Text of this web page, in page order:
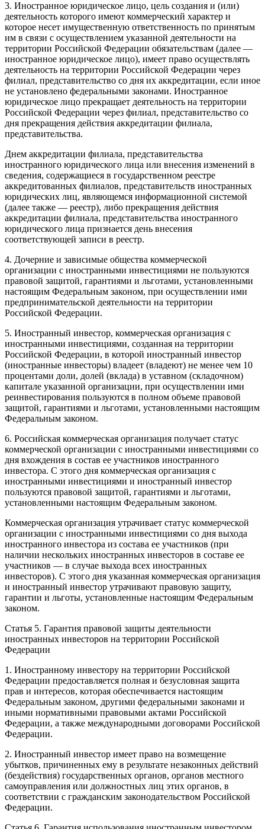
3. Иностранное юридическое лицо, цель создания и (или)
деятельность которого имеют коммерческий характер и
которое несет имущественную ответственность по принятым
им в связи с осуществлением указанной деятельности на
территории Российской Федерации обязательствам (далее —
иностранное юридическое лицо), имеет право осуществлять
деятельность на территории Российской Федерации через
филиал, представительство со дня их аккредитации, если иное
не установлено федеральными законами. Иностранное
юридическое лицо прекращает деятельность на территории
Российской Федерации через филиал, представительство со
дня прекращения действия аккредитации филиала,
представительства.
Днем аккредитации филиала, представительства
иностранного юридического лица или внесения изменений в
сведения, содержащиеся в государственном реестре
аккредитованных филиалов, представительств иностранных
юридических лиц, являющемся информационной системой
(далее также — реестр), либо прекращения действия
аккредитации филиала, представительства иностранного
юридического лица признается день внесения
соответствующей записи в реестр.
4. Дочерние и зависимые общества коммерческой
организации с иностранными инвестициями не пользуются
правовой защитой, гарантиями и льготами, установленными
настоящим Федеральным законом, при осуществлении ими
предпринимательской деятельности на территории
Российской Федерации.
5. Иностранный инвестор, коммерческая организация с
иностранными инвестициями, созданная на территории
Российской Федерации, в которой иностранный инвестор
(иностранные инвесторы) владеет (владеют) не менее чем 10
процентами доли, долей (вклада) в уставном (складочном)
капитале указанной организации, при осуществлении ими
реинвестирования пользуются в полном объеме правовой
защитой, гарантиями и льготами, установленными настоящим
Федеральным законом.
6. Российская коммерческая организация получает статус
коммерческой организации с иностранными инвестициями со
дня вхождения в состав ее участников иностранного
инвестора. С этого дня коммерческая организация с
иностранными инвестициями и иностранный инвестор
пользуются правовой защитой, гарантиями и льготами,
установленными настоящим Федеральным законом.
Коммерческая организация утрачивает статус коммерческой
организации с иностранными инвестициями со дня выхода
иностранного инвестора из состава ее участников (при
наличии нескольких иностранных инвесторов в составе ее
участников — в случае выхода всех иностранных
инвесторов). С этого дня указанная коммерческая организация
и иностранный инвестор утрачивают правовую защиту,
гарантии и льготы, установленные настоящим Федеральным
законом.
Статья 5. Гарантия правовой защиты деятельности
иностранных инвесторов на территории Российской
Федерации
1. Иностранному инвестору на территории Российской
Федерации предоставляется полная и безусловная защита
прав и интересов, которая обеспечивается настоящим
Федеральным законом, другими федеральными законами и
иными нормативными правовыми актами Российской
Федерации, а также международными договорами Российской
Федерации.
2. Иностранный инвестор имеет право на возмещение
убытков, причиненных ему в результате незаконных действий
(бездействия) государственных органов, органов местного
самоуправления или должностных лиц этих органов, в
соответствии с гражданским законодательством Российской
Федерации.